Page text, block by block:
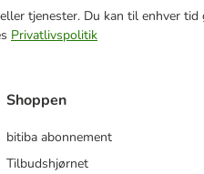
tjenester. Du kan til enhver
Privatlivspolitik
Shoppen
bitiba abonnement
Tilbudshjørnet